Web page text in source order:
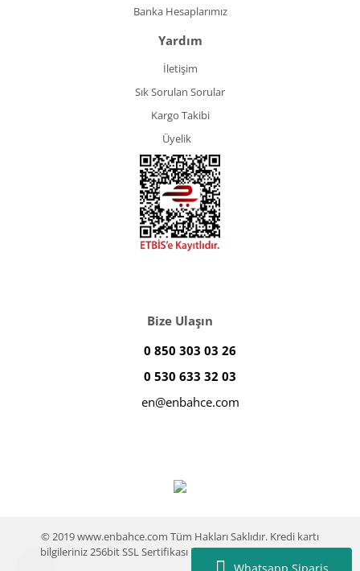
Whatsapp Sipariş
Banka Hesaplarımız
Yardım
İletişim
Sık Sorulan Sorular
Kargo Takibi
Üyelik
Bize Ulaşın
0 850 303 03 26
0 530 633 32 03
en@enbahce.com
© 2019 www.enbahce.com Tüm Hakları Saklıdır. Kredi kartı
bilgileriniz 256bit SSL Sertifikası ile %100 koruma altındadır.